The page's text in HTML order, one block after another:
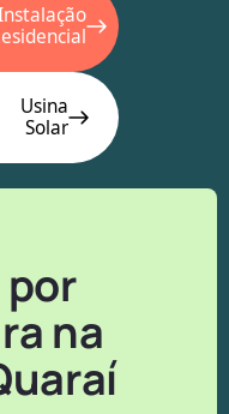
Usina
Solar
na